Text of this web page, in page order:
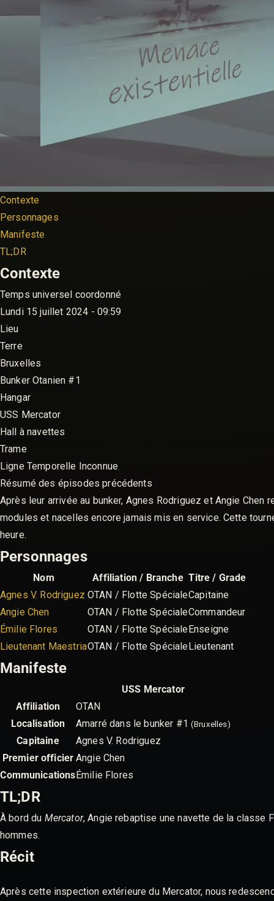
Contexte
Personnages
Manifeste
TL;DR
Contexte
Temps universel coordonné
Lundi 15 juillet 2024 - 09:59
Lieu
Terre
Bruxelles
Bunker Otanien #1
Hangar
USS Mercator
Hall à navettes
Trame
Ligne Temporelle Inconnue
Résumé des épisodes précédents
Après leur arrivée au bunker, Agnes Rodriguez et Angie
modules et nacelles encore jamais mis en service. Cette
heure.
Personnages
Nom Affiliation / Branche Titre / Grade
Agnes V. Rodriguez OTAN / Flotte SpécialeCapitaine
Angie Chen
OTAN / Flotte SpécialeCommandeur
Émilie Flores
OTAN / Flotte SpécialeEnseigne
Lieutenant MaestriaOTAN / Flotte SpécialeLieutenant
Manifeste
USS Mercator
Affiliation
OTAN
Localisation
Amarré dans le bunker #1 (Bruxelles)
Capitaine
Agnes V. Rodriguez
Premier officier Angie Chen
CommunicationsÉmilie Flores
TL;DR
À bord du Mercator, Angie rebaptise une navette de la classe
hommes.
Récit
Après cette inspection extérieure du Mercator, nous